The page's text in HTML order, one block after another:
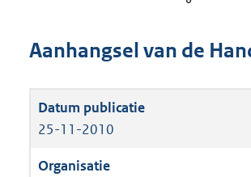
Aanhangsel van de
25-11-2010